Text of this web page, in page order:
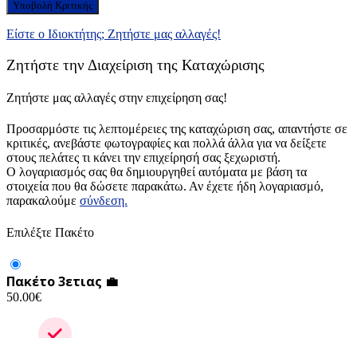
Είστε ο Ιδιοκτήτης; Ζητήστε μας αλλαγές!
Ζητήστε την Διαχείριση της Καταχώρισης
Ζητήστε μας αλλαγές στην επιχείρηση σας!
Προσαρμόστε τις λεπτομέρειες της καταχώριση σας, απαντήστε σε
κριτικές, ανεβάστε φωτογραφίες και πολλά άλλα για να δείξετε
στους πελάτες τι κάνει την επιχείρησή σας ξεχωριστή.
Ο λογαριασμός σας θα δημιουργηθεί αυτόματα με βάση τα
στοιχεία που θα δώσετε παρακάτω. Αν έχετε ήδη λογαριασμό,
παρακαλούμε σύνδεση.
Επιλέξτε Πακέτο
Πακέτο 3ετιας 💼
50.00€